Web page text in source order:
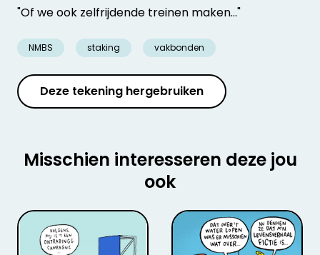
"Of we ook zelfrijdende treinen maken..."
NMBS staking vakbonden
Deze tekening hergebruiken
Misschien interesseren deze jou
ook